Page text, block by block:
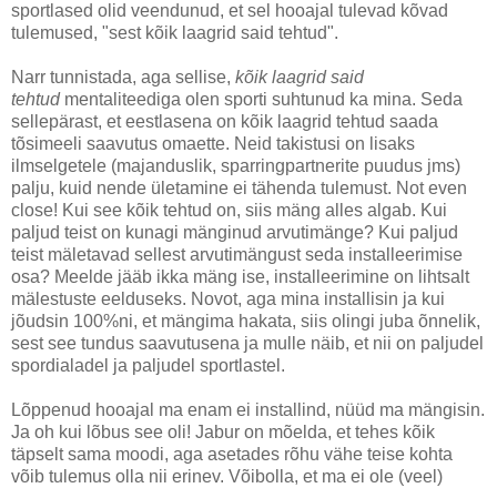
sportlased olid veendunud, et sel hooajal tulevad kõvad
tulemused, "sest kõik laagrid said tehtud".
Narr tunnistada, aga sellise, kõik laagrid said
tehtudmentaliteediga olen sporti suhtunud ka mina. Seda
sellepärast, et eestlasena on kõik laagrid tehtud saada
tõsimeeli saavutus omaette. Neid takistusi on lisaks
ilmselgetele (majanduslik, sparringpartnerite puudus jms)
palju, kuid nende ületamine ei tähenda tulemust. Not even
close! Kui see kõik tehtud on, siis mäng alles algab. Kui
paljud teist on kunagi mänginud arvutimänge? Kui paljud
teist mäletavad sellest arvutimängust seda installeerimise
osa? Meelde jääb ikka mäng ise, installeerimine on lihtsalt
mälestuste eelduseks. Novot, aga mina installisin ja kui
jõudsin 100%ni, et mängima hakata, siis olingi juba õnnelik,
sest see tundus saavutusena ja mulle näib, et nii on paljudel
spordialadel ja paljudel sportlastel.
Lõppenud hooajal ma enam ei installind, nüüd ma mängisin.
Ja oh kui lõbus see oli! Jabur on mõelda, et tehes kõik
täpselt sama moodi, aga asetades rõhu vähe teise kohta
võib tulemus olla nii erinev. Võibolla, et ma ei ole (veel)